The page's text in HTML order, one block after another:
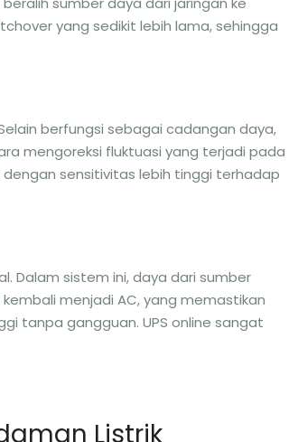
yang sedikit lebih lama, sehingga
berfungsi sebagai cadangan daya,
mengoreksi fluktuasi yang terjadi pada
sensitivitas lebih tinggi terhadap
Dalam sistem ini, daya dari sumber
menjadi AC, yang memastikan
tanpa gangguan. UPS online sangat
Listrik